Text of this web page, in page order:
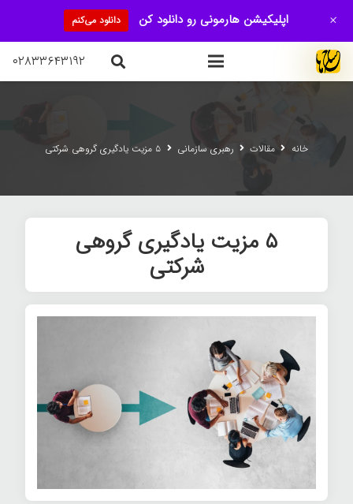
۰۲۸۳۳۶۴۳۱۹۲
خانه مقالات رهبری سازمانی ۵ مزیت یادگیری گروهی شرکتی
۵ مزیت یادگیری گروهی
شرکتی
اپلیکیشن هارمونی رو دانلود کن دانلود می‌کنم +